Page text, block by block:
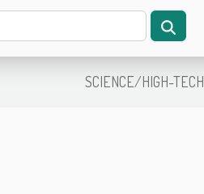
SCIENCE/HIGH-TECH